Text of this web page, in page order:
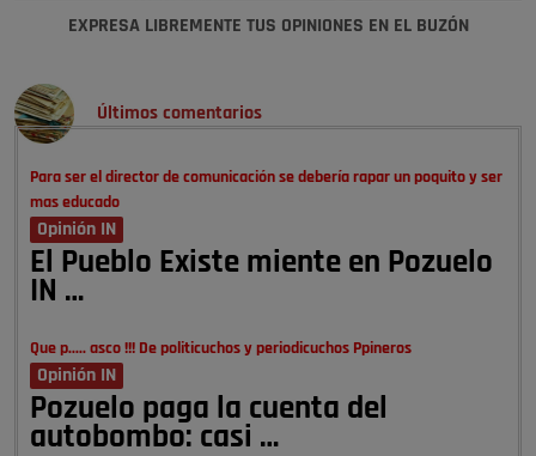
EXPRESA LIBREMENTE TUS OPINIONES EN EL BUZÓN
Últimos comentarios
Para ser el director de comunicación se debería rapar un poquito y ser
mas educado
Opinión IN
El Pueblo Existe miente en Pozuelo
IN …
Que p..... asco !!! De politicuchos y periodicuchos Ppineros
Opinión IN
Pozuelo paga la cuenta del
autobombo: casi …